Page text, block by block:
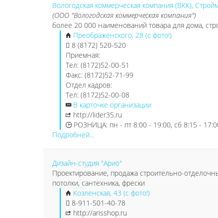
Вологодская коммерческая компания (ВКК),
(ООО "Вологодская коммерческая компания")
более 20 000 наименований товара для дома,
Преображенского, 28 (с фото!)
8 (8172) 520-520
Приемная:
Тел: (8172)52-00-51
Факс: (8172)52-71-99
Отдел кадров:
Тел: (8172)52-00-08
В карточке организации
http://lider35.ru
РОЗНИЦА: пн - пт 8:00 - 19:00, сб 8:15 -
Подробней...
Дизайн-студия "Арио"
Проектирование, продажа строительно-
потолки, сантехника, фрески
Козленская, 43 (с фото!)
8-911-501-40-78
http://arisshop.ru